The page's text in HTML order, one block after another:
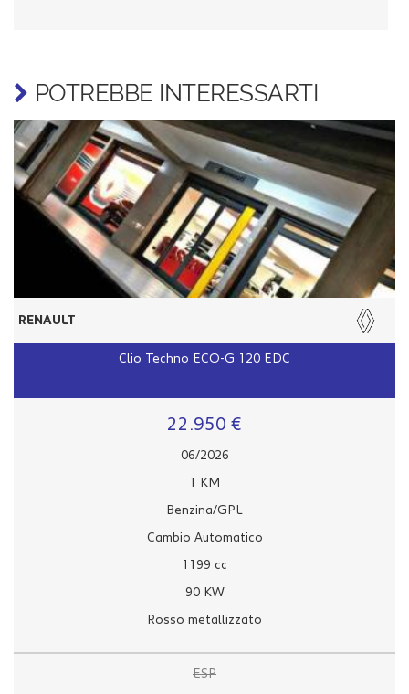
POTREBBE INTERESSARTI
RENAULT
Clio Techno ECO-G 120 EDC
22.950 €
06/2026
1 KM
Benzina/GPL
Cambio Automatico
1199 cc
90 KW
Rosso metallizzato
ESP